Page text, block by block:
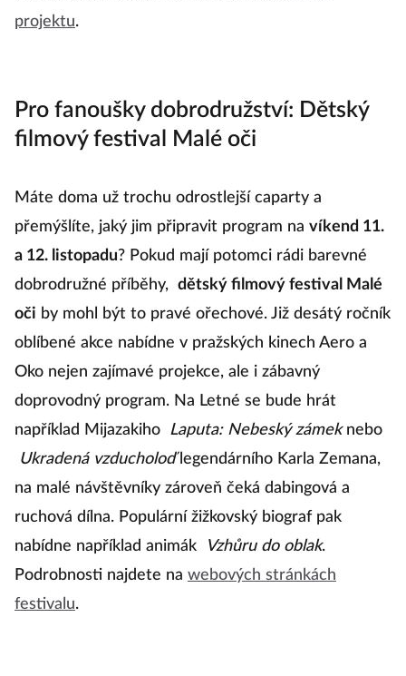
kopřivového vlákna nebo klobouk ušitý z choroše.
projektu .
Pro fanoušky dobrodružství: Dětský
filmový festival Malé oči
Máte doma už trochu odrostlejší caparty a
přemýšlíte, jaký jim připravit program navíkend 11.
a 12. listopadu ? Pokud mají potomci rádi barevné
dobrodružné příběhy, dětský filmový festival Malé
očiby mohl být to pravé ořechové. Již desátý ročník
oblíbené akce nabídne v pražských kinech Aero a
Oko nejen zajímavé projekce, ale i zábavný
doprovodný program. Na Letné se bude hrát
například Mijazakiho Laputa: Nebeský zámeknebo
Ukradená vzducholoďlegendárního Karla Zemana,
na malé návštěvníky zároveň čeká dabingová a
ruchová dílna. Populární žižkovský biograf pak